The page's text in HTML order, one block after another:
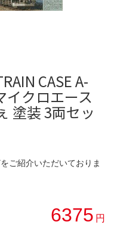
CASE A-
イクロエース
塗装 3両セッ
ご紹介いただいておりま
6375 円